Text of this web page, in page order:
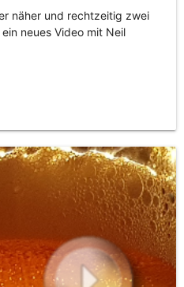
näher und rechtzeitig zwei
neues Video mit Neil